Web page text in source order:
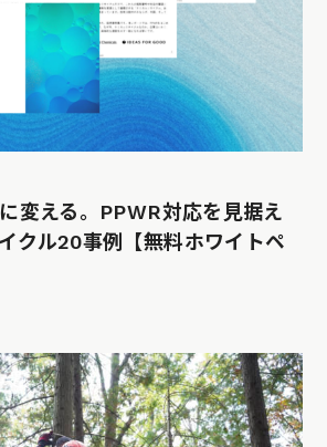
変える。PPWR対応を見据え
クル20事例【無料ホワイトペ